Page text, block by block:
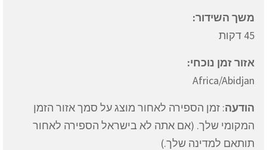
משך השידור:
45 דקות
אזור זמן נוכחי:
Africa/Abidjan
הודעה: זמן הספירה לאחור מוצג על סמך אזור הזמן
המקומי שלך. (אם אתה לא בישראל הספירה לאחור
תותאם למדינה שלך.)